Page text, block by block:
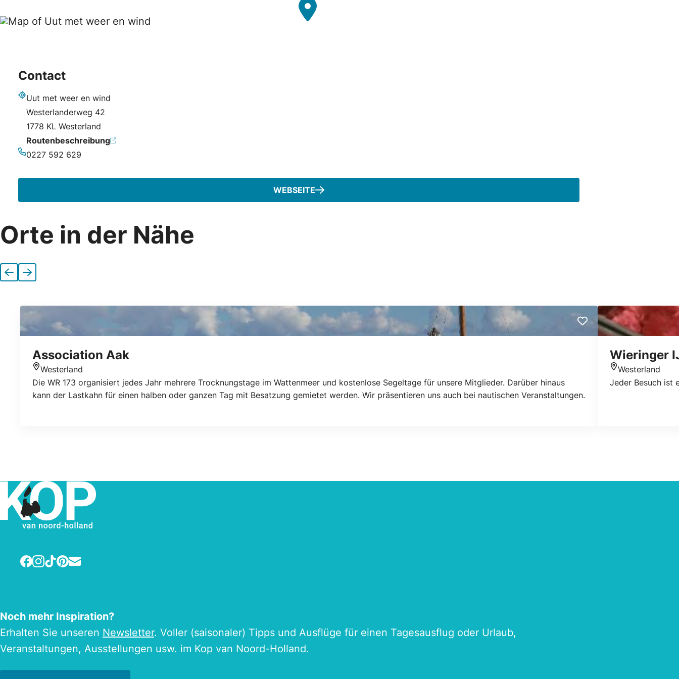
Contact
Uut met weer en wind
Westerlanderweg 42
1778 KL Westerland
Routenbeschreibung
0227 592 629
WEBSEITE
Orte in der Nähe
Vorherige
Nächste
Association Aak
Standort
Westerland
Die WR 173 organisiert jedes Jahr mehrere Trocknungstage im Wattenmeer und kostenlose Segeltage für unsere Mitglieder. Darüber hinaus
kann der Lastkahn für einen halben oder ganzen Tag mit Besatzung gemietet werden. Wir präsentieren uns auch bei nautischen Veranstaltungen.
Wieringer
Standort
Westerland
Jeder Besuch ist
Facebook
Instagram
TikTok
Pinterest
E-mail
Noch mehr Inspiration?
Erhalten Sie unseren Newsletter. Voller (saisonaler) Tipps und Ausflüge für einen Tagesausflug oder Urlaub,
Veranstaltungen, Ausstellungen usw. im Kop van Noord-Holland.